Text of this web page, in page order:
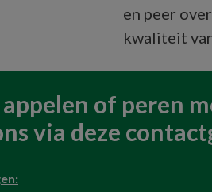
en peer
kwaliteit
of peren
via deze